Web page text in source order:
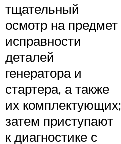
тщательный
осмотр на предмет
исправности
деталей
генератора и
стартера, а также
их комплектующих;
затем приступают
к диагностике с